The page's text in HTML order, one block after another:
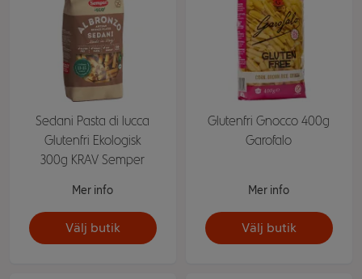
Sedani Pasta di lucca
Glutenfri Ekologisk
300g KRAV Semper
Mer info
Välj butik
Glutenfri Gnocco 400g
Garofalo
Mer info
Välj butik